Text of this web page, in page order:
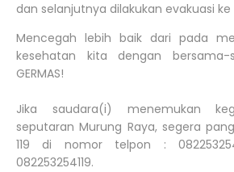
dan selanjutnya dilakukan evakuasi ke
Mencegah lebih baik dari pada
kesehatan kita dengan bersama-
GERMAS!
Jika saudara(i) menemukan
seputaran Murung Raya, segera
119 di nomor telpon :
082253254119.